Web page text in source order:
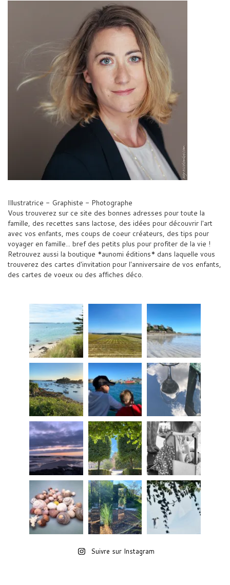
Illustratrice - Graphiste - Photographe
Vous trouverez sur ce site des bonnes adresses pour toute la
famille, des recettes sans lactose, des idées pour découvrir l'art
avec vos enfants, mes coups de coeur créateurs, des tips pour
voyager en famille... bref des petits plus pour profiter de la vie !
Retrouvez aussi la boutique *aunomi éditions* dans laquelle vous
trouverez des cartes d'invitation pour l'anniversaire de vos enfants,
des cartes de voeux ou des affiches déco.
Suivre sur Instagram